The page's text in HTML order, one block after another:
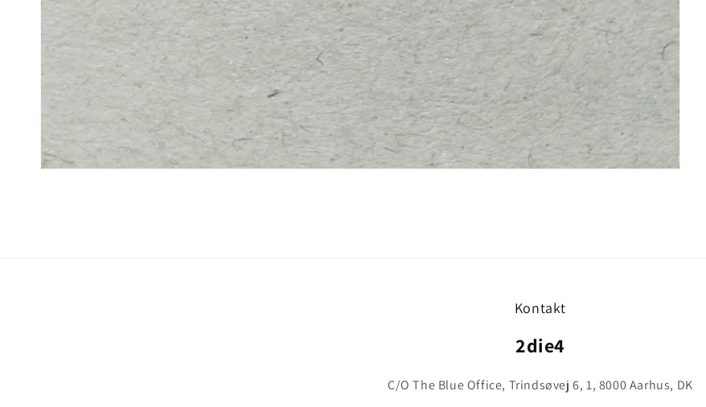
Kontakt
2die4
C/O The Blue Office, Trindsøvej 6, 1, 8000 Aarhus, DK